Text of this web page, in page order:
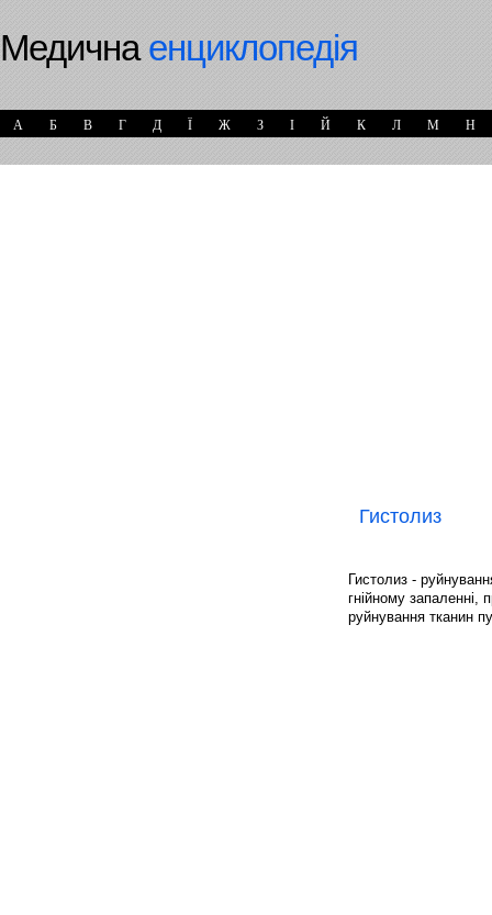
Медичнаенциклопедія
А Б В Г Д Ї Ж З І Й К Л М Н
Гистолиз
Гистолиз -
гнійному
руйнування тканин